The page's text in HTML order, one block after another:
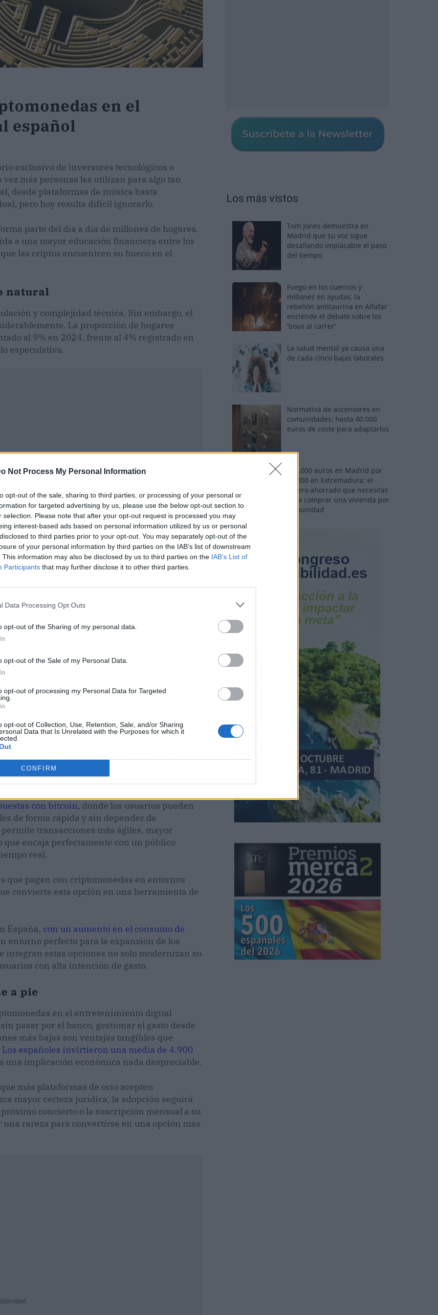
Not Process My Personal Information
opt-out of the sale, sharing to third parties, or processing of your personal or
for targeted advertising by us, please use the below opt-out section to
selection. Please note that after your opt-out request is processed you may
interest-based ads based on personal information utilized by us or personal
to third parties prior to your opt-out. You may separately opt-out of the
of your personal information by third parties on the IAB’s list of downstream
This information may also be disclosed by us to third parties on the IAB’s List of
Participants that may further disclose it to other third parties.
Data Processing Opt Outs
opt-out of the Sharing of my personal data.
opt-out of the Sale of my Personal Data.
opt-out of processing my Personal Data for Targeted
opt-out of Collection, Use, Retention, Sale, and/or Sharing
Data that Is Unrelated with the Purposes for which it
CONFIRM
en el
español
exclusivo de inversores tecnológicos o
más personas las utilizan para algo tan
desde plataformas de música hasta
pero hoy resulta difícil ignorarlo.
parte del día a día de millones de hogares.
a una mayor educación financiera entre los
las criptos encuentren su hueco en el
natural
y complejidad técnica. Sin embargo, el
La proporción de hogares
al 9% en 2024, frente al 4% registrado en
especulativa.
cambio de mentalidad. Ya no se trata
precio. Ahora los usuarios quieren usar sus
a servicios premium o simplemente
digital.
digital
exigente. Plataformas de streaming, tiendas
a explorar opciones de pago con
con bitcoin, donde los usuarios pueden
de forma rápida y sin depender de
transacciones más ágiles, mayor
encaja perfectamente con un público
real.
que pagan con criptomonedas en entornos
convierte esta opción en una herramienta de
España, con un aumento en el consumo de
entorno perfecto para la expansión de los
integran estas opciones no solo modernizan su
con alta intención de gasto.
a pie
en el entretenimiento digital
pasar por el banco, gestionar el gasto desde
más bajas son ventajas tangibles que
Los españoles invirtieron una media de 4.900
una implicación económica nada despreciable.
más plataformas de ocio acepten
mayor certeza jurídica, la adopción seguirá
concierto o la suscripción mensual a su
rareza para convertirse en una opción más
Los más vistos
Tom Jones demuestra en
Madrid que su voz sigue
desafiando implacable el paso
del tiempo
Fuego en los cuernos y
millones en ayudas: la
rebelión antitaurina en Alfafar
enciende el debate sobre los
'bous al carrer'
La salud mental ya causa una
de cada cinco bajas laborales
Normativa de ascensores en
comunidades: hasta 40.000
euros de coste para adaptarlos
110.000 euros en Madrid por
31.000 en Extremadura: el
dinero ahorrado que necesitas
para comprar una vivienda por
comunidad